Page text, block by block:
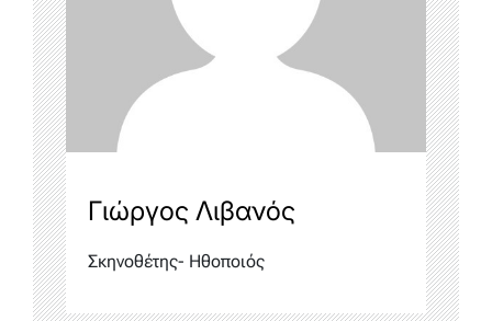
Γιώργος Λιβανός
Σκηνοθέτης- Ηθοποιός